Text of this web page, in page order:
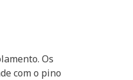
Os
com o pino